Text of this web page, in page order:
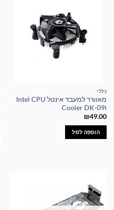
כללי
מאוורר למעבד אינטל Intel CPU
Cooler DK-09i
₪49.00
הוספה לסל